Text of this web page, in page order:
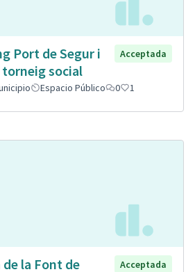
Port de Segur i
social
Acceptada
Espacio Público 0 1
de la Font de
Acceptada